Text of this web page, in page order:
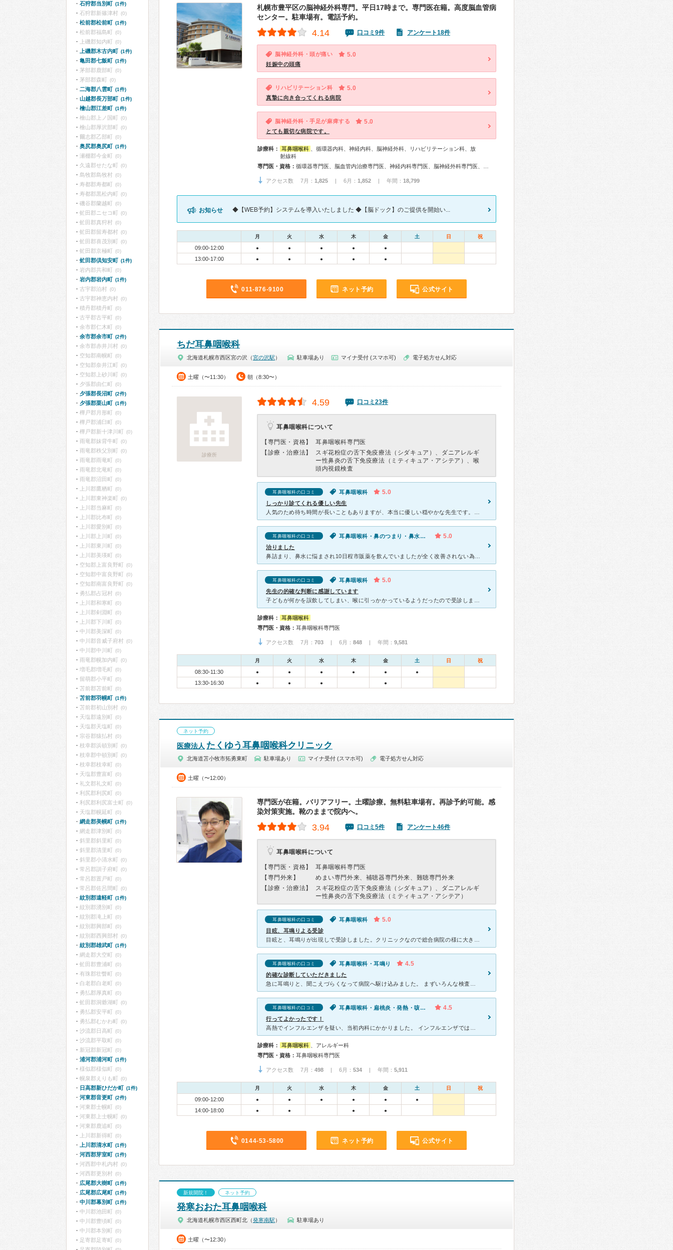
札幌市豊平区の脳神経外科専門。平日17時まで。専門医在籍。高度脳血管病
センター。駐車場有。電話予約。
4.14 口コミ9件 アンケート18件
脳神経外科・頭が痛い 5.0
妊娠中の頭痛
リハビリテーション科 5.0
真摯に向き合ってくれる病院
脳神経外科・手足が麻痺する 5.0
とても親切な病院です。
診療科： 耳鼻咽喉科
、循環器内科、神経内科、脳神経外科、リハビリテーション科、放
射線科
専門医・資格：
アクセス数 7月： 1,825 | 6月： 1,852 | 年間： 18,799
お知らせ ◆【WEB予約】システムを導入いたしました ◆【脳ドック】のご提供を開始い...
月 火 水 木 金 土 日 祝
09:00-12:00 ● ● ● ● ●
13:00-17:00 ● ● ● ● ●
011-876-9100 ネット予約 公式サイト
ちだ耳鼻咽喉科
北海道札幌市西区宮の沢（宮の沢駅 ） 駐車場あり マイナ受付 (スマホ可) 電子処方せん対応
土曜（〜11:30） 朝（8:30〜）
診療所
4.59 口コミ23件
耳鼻咽喉科について
【専門医・資格】
耳鼻咽喉科専門医
【診療・治療法】
スギ花粉症の舌下免疫療法（シダキュア）、ダニアレルギ
ー性鼻炎の舌下免疫療法（ミティキュア・アシテア）、喉
頭内視鏡検査
耳鼻咽喉科の口コミ 耳鼻咽喉科 5.0
しっかり診てくれる優しい先生
耳鼻咽喉科の口コミ 耳鼻咽喉科・鼻のつまり・鼻水が出る 5.0
治りました
耳鼻咽喉科の口コミ 耳鼻咽喉科 5.0
先生の的確な判断に感謝しています
診療科：
耳鼻咽喉科
専門医・資格： 耳鼻咽喉科専門医
アクセス数 7月： 703 | 6月： 848 | 年間： 9,581
月 火 水 木 金 土 日 祝
08:30-11:30 ● ● ● ● ● ●
13:30-16:30 ● ● ● ●
ネット予約
医療法人 たくゆう耳鼻咽喉科クリニック
北海道苫小牧市拓勇東町 駐車場あり マイナ受付 (スマホ可) 電子処方せん対応
土曜（〜12:00）
専門医が在籍。バリアフリー。土曜診療。無料駐車場有。再診予約可能。感
染対策実施。靴のままで院内へ。
3.94 口コミ5件 アンケート46件
耳鼻咽喉科について
【専門医・資格】
耳鼻咽喉科専門医
【専門外来】
めまい専門外来、補聴器専門外来、難聴専門外来
【診療・治療法】
スギ花粉症の舌下免疫療法（シダキュア）、ダニアレルギ
ー性鼻炎の舌下免疫療法（ミティキュア・アシテア）
耳鼻咽喉科の口コミ 耳鼻咽喉科 5.0
目眩、耳鳴りよる受診
耳鼻咽喉科の口コミ 耳鼻咽喉科・耳鳴り 4.5
的確な診断していただきました
耳鼻咽喉科の口コミ 耳鼻咽喉科・扁桃炎・発熱・咳（セキ）・喉が痛い・声が枯れる 4.5
行ってよかったです！
診療科： 耳鼻咽喉科
、アレルギー科
専門医・資格： 耳鼻咽喉科専門医
アクセス数 7月： 498 | 6月： 534 | 年間： 5,911
月 火 水 木 金 土 日 祝
09:00-12:00 ● ● ● ● ● ●
14:00-18:00 ● ● ● ●
0144-53-5800 ネット予約 公式サイト
新規開院！ ネット予約
発寒おおた耳鼻咽喉科
北海道札幌市西区西町北（発寒南駅 ） 駐車場あり
土曜（〜12:30）
石狩郡当別町 (1件)
石狩郡新篠津村 (0)
松前郡松前町 (1件)
松前郡福島町 (0)
上磯郡知内町 (0)
上磯郡木古内町 (1件)
亀田郡七飯町 (1件)
茅部郡鹿部町 (0)
茅部郡森町 (0)
二海郡八雲町 (1件)
山越郡長万部町 (1件)
檜山郡江差町 (1件)
檜山郡上ノ国町 (0)
檜山郡厚沢部町 (0)
爾志郡乙部町 (0)
奥尻郡奥尻町 (1件)
瀬棚郡今金町 (0)
久遠郡せたな町 (0)
島牧郡島牧村 (0)
寿都郡寿都町 (0)
寿都郡黒松内町 (0)
磯谷郡蘭越町 (0)
虻田郡ニセコ町 (0)
虻田郡真狩村 (0)
虻田郡留寿都村 (0)
虻田郡喜茂別町 (0)
虻田郡京極町 (0)
虻田郡倶知安町 (1件)
岩内郡共和町 (0)
岩内郡岩内町 (1件)
古宇郡泊村 (0)
古宇郡神恵内村 (0)
積丹郡積丹町 (0)
古平郡古平町 (0)
余市郡仁木町 (0)
余市郡余市町 (2件)
余市郡赤井川村 (0)
空知郡南幌町 (0)
空知郡奈井江町 (0)
空知郡上砂川町 (0)
夕張郡由仁町 (0)
夕張郡長沼町 (2件)
夕張郡栗山町 (1件)
樺戸郡月形町 (0)
樺戸郡浦臼町 (0)
樺戸郡新十津川町 (0)
雨竜郡妹背牛町 (0)
雨竜郡秩父別町 (0)
雨竜郡雨竜町 (0)
雨竜郡北竜町 (0)
雨竜郡沼田町 (0)
上川郡鷹栖町 (0)
上川郡東神楽町 (0)
上川郡当麻町 (0)
上川郡比布町 (0)
上川郡愛別町 (0)
上川郡上川町 (0)
上川郡東川町 (0)
上川郡美瑛町 (0)
空知郡上富良野町 (0)
空知郡中富良野町 (0)
空知郡南富良野町 (0)
勇払郡占冠村 (0)
上川郡和寒町 (0)
上川郡剣淵町 (0)
上川郡下川町 (0)
中川郡美深町 (0)
中川郡音威子府村 (0)
中川郡中川町 (0)
雨竜郡幌加内町 (0)
増毛郡増毛町 (0)
留萌郡小平町 (0)
苫前郡苫前町 (0)
苫前郡羽幌町 (1件)
苫前郡初山別村 (0)
天塩郡遠別町 (0)
天塩郡天塩町 (0)
宗谷郡猿払村 (0)
枝幸郡浜頓別町 (0)
枝幸郡中頓別町 (0)
枝幸郡枝幸町 (0)
天塩郡豊富町 (0)
礼文郡礼文町 (0)
利尻郡利尻町 (0)
利尻郡利尻富士町 (0)
天塩郡幌延町 (0)
網走郡美幌町 (1件)
網走郡津別町 (0)
斜里郡斜里町 (0)
斜里郡清里町 (0)
斜里郡小清水町 (0)
常呂郡訓子府町 (0)
常呂郡置戸町 (0)
常呂郡佐呂間町 (0)
紋別郡遠軽町 (1件)
紋別郡湧別町 (0)
紋別郡滝上町 (0)
紋別郡興部町 (0)
紋別郡西興部村 (0)
紋別郡雄武町 (1件)
網走郡大空町 (0)
虻田郡豊浦町 (0)
有珠郡壮瞥町 (0)
白老郡白老町 (0)
勇払郡厚真町 (0)
虻田郡洞爺湖町 (0)
勇払郡安平町 (0)
勇払郡むかわ町 (0)
沙流郡日高町 (0)
沙流郡平取町 (0)
新冠郡新冠町 (0)
浦河郡浦河町 (1件)
様似郡様似町 (0)
幌泉郡えりも町 (0)
日高郡新ひだか町 (1件)
河東郡音更町 (2件)
河東郡士幌町 (0)
河東郡上士幌町 (0)
河東郡鹿追町 (0)
上川郡新得町 (0)
上川郡清水町 (1件)
河西郡芽室町 (1件)
河西郡中札内村 (0)
河西郡更別村 (0)
広尾郡大樹町 (1件)
広尾郡広尾町 (1件)
中川郡幕別町 (1件)
中川郡池田町 (0)
中川郡豊頃町 (0)
中川郡本別町 (0)
足寄郡足寄町 (0)